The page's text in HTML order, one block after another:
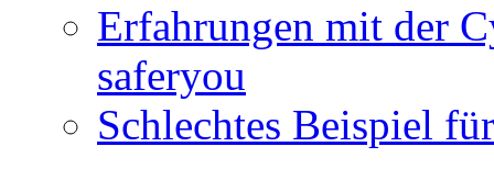
Erfahrungen mit der
saferyou
Schlechtes Beispiel